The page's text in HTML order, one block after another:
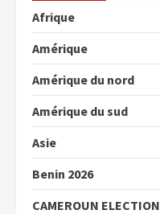
Afrique
Amérique
Amérique du nord
Amérique du sud
Asie
Benin 2026
CAMEROUN